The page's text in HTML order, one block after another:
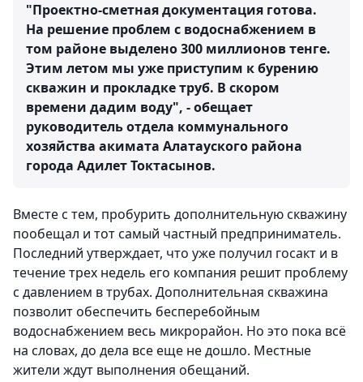
"Проектно-сметная документация готова.
На решение проблем с водоснабжением в
том районе выделено 300 миллионов тенге.
Этим летом мы уже приступим к бурению
скважин и прокладке труб. В скором
времени дадим воду", - обещает
руководитель отдела коммунального
хозяйства акимата Алатауского района
города Адилет Токтасынов.
Вместе с тем, пробурить дополнительную скважину
пообещал и тот самый частный предприниматель.
Последний утверждает, что уже получил госакт и в
течение трех недель его компания решит проблему
с давлением в трубах. Дополнительная скважина
позволит обеспечить бесперебойным
водоснабжением весь микрорайон. Но это пока всё
на словах, до дела все еще не дошло. Местные
жители ждут выполнения обещаний.